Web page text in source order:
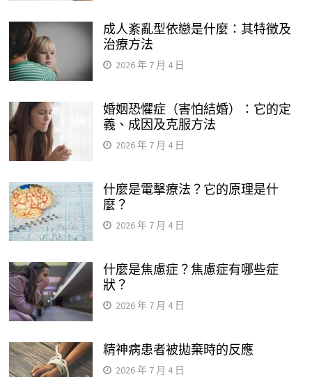
成人紊亂型依戀是什麼：其特徵及
治療方法
2026 年 7 月 4 日
婚姻恐懼症（害怕結婚）：它的定
義、成因及克服方法
2026 年 7 月 4 日
什麼是電擊療法？它的原理是什
麼？
2026 年 7 月 4 日
什麼是焦慮症？焦慮症有哪些症
狀？
2026 年 7 月 4 日
精神病患者被拋棄時的反應
2026 年 7 月 4 日